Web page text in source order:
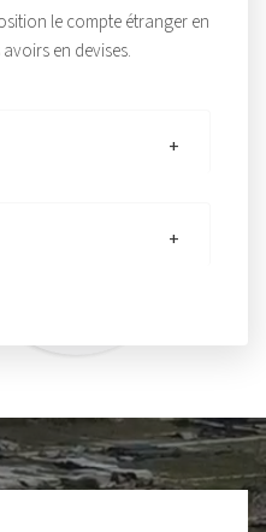
le compte étranger en
en devises.